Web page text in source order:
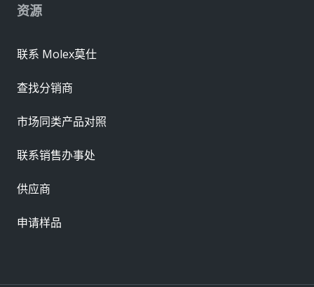
资源
联系 Molex莫仕
查找分销商
市场同类产品对照
联系销售办事处
供应商
申请样品